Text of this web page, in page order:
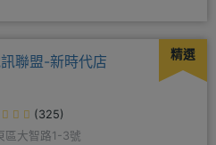
精選
聯盟-新時代店
(325)
區大智路1-3號